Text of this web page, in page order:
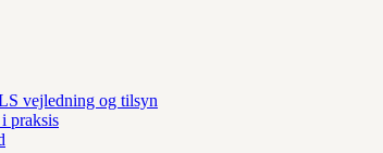
vejledning og tilsyn
praksis